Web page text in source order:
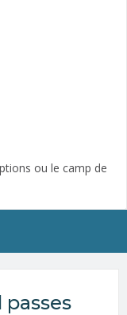
ou le camp de